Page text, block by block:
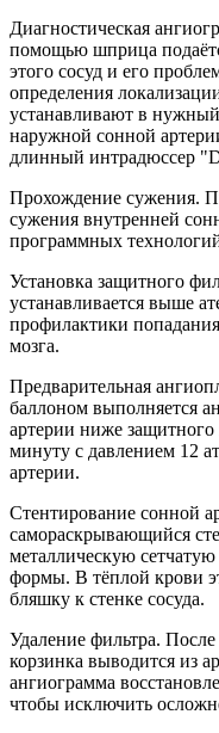
Диагностическая
помощью шприца
этого сосуд и его
определения
устанавливают в нужный
наружной сонной
длинный интрадюссер
Прохождение сужения.
сужения внутренней
программных
Установка защитного
устанавливается выше
профилактики
мозга.
Предварительная
баллоном выполняется
артерии ниже защитного
минуту с давлением 12
артерии.
Стентирование сонной
самораскрывающийся
металлическую
формы. В тёплой крови
бляшку к стенке сосуда.
Удаление фильтра.
корзинка выводится из
ангиограмма
чтобы исключить